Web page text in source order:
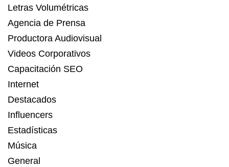
Letras Volumétricas
Agencia de Prensa
Productora Audiovisual
Videos Corporativos
Capacitación SEO
Internet
Destacados
Influencers
Estadísticas
Música
General